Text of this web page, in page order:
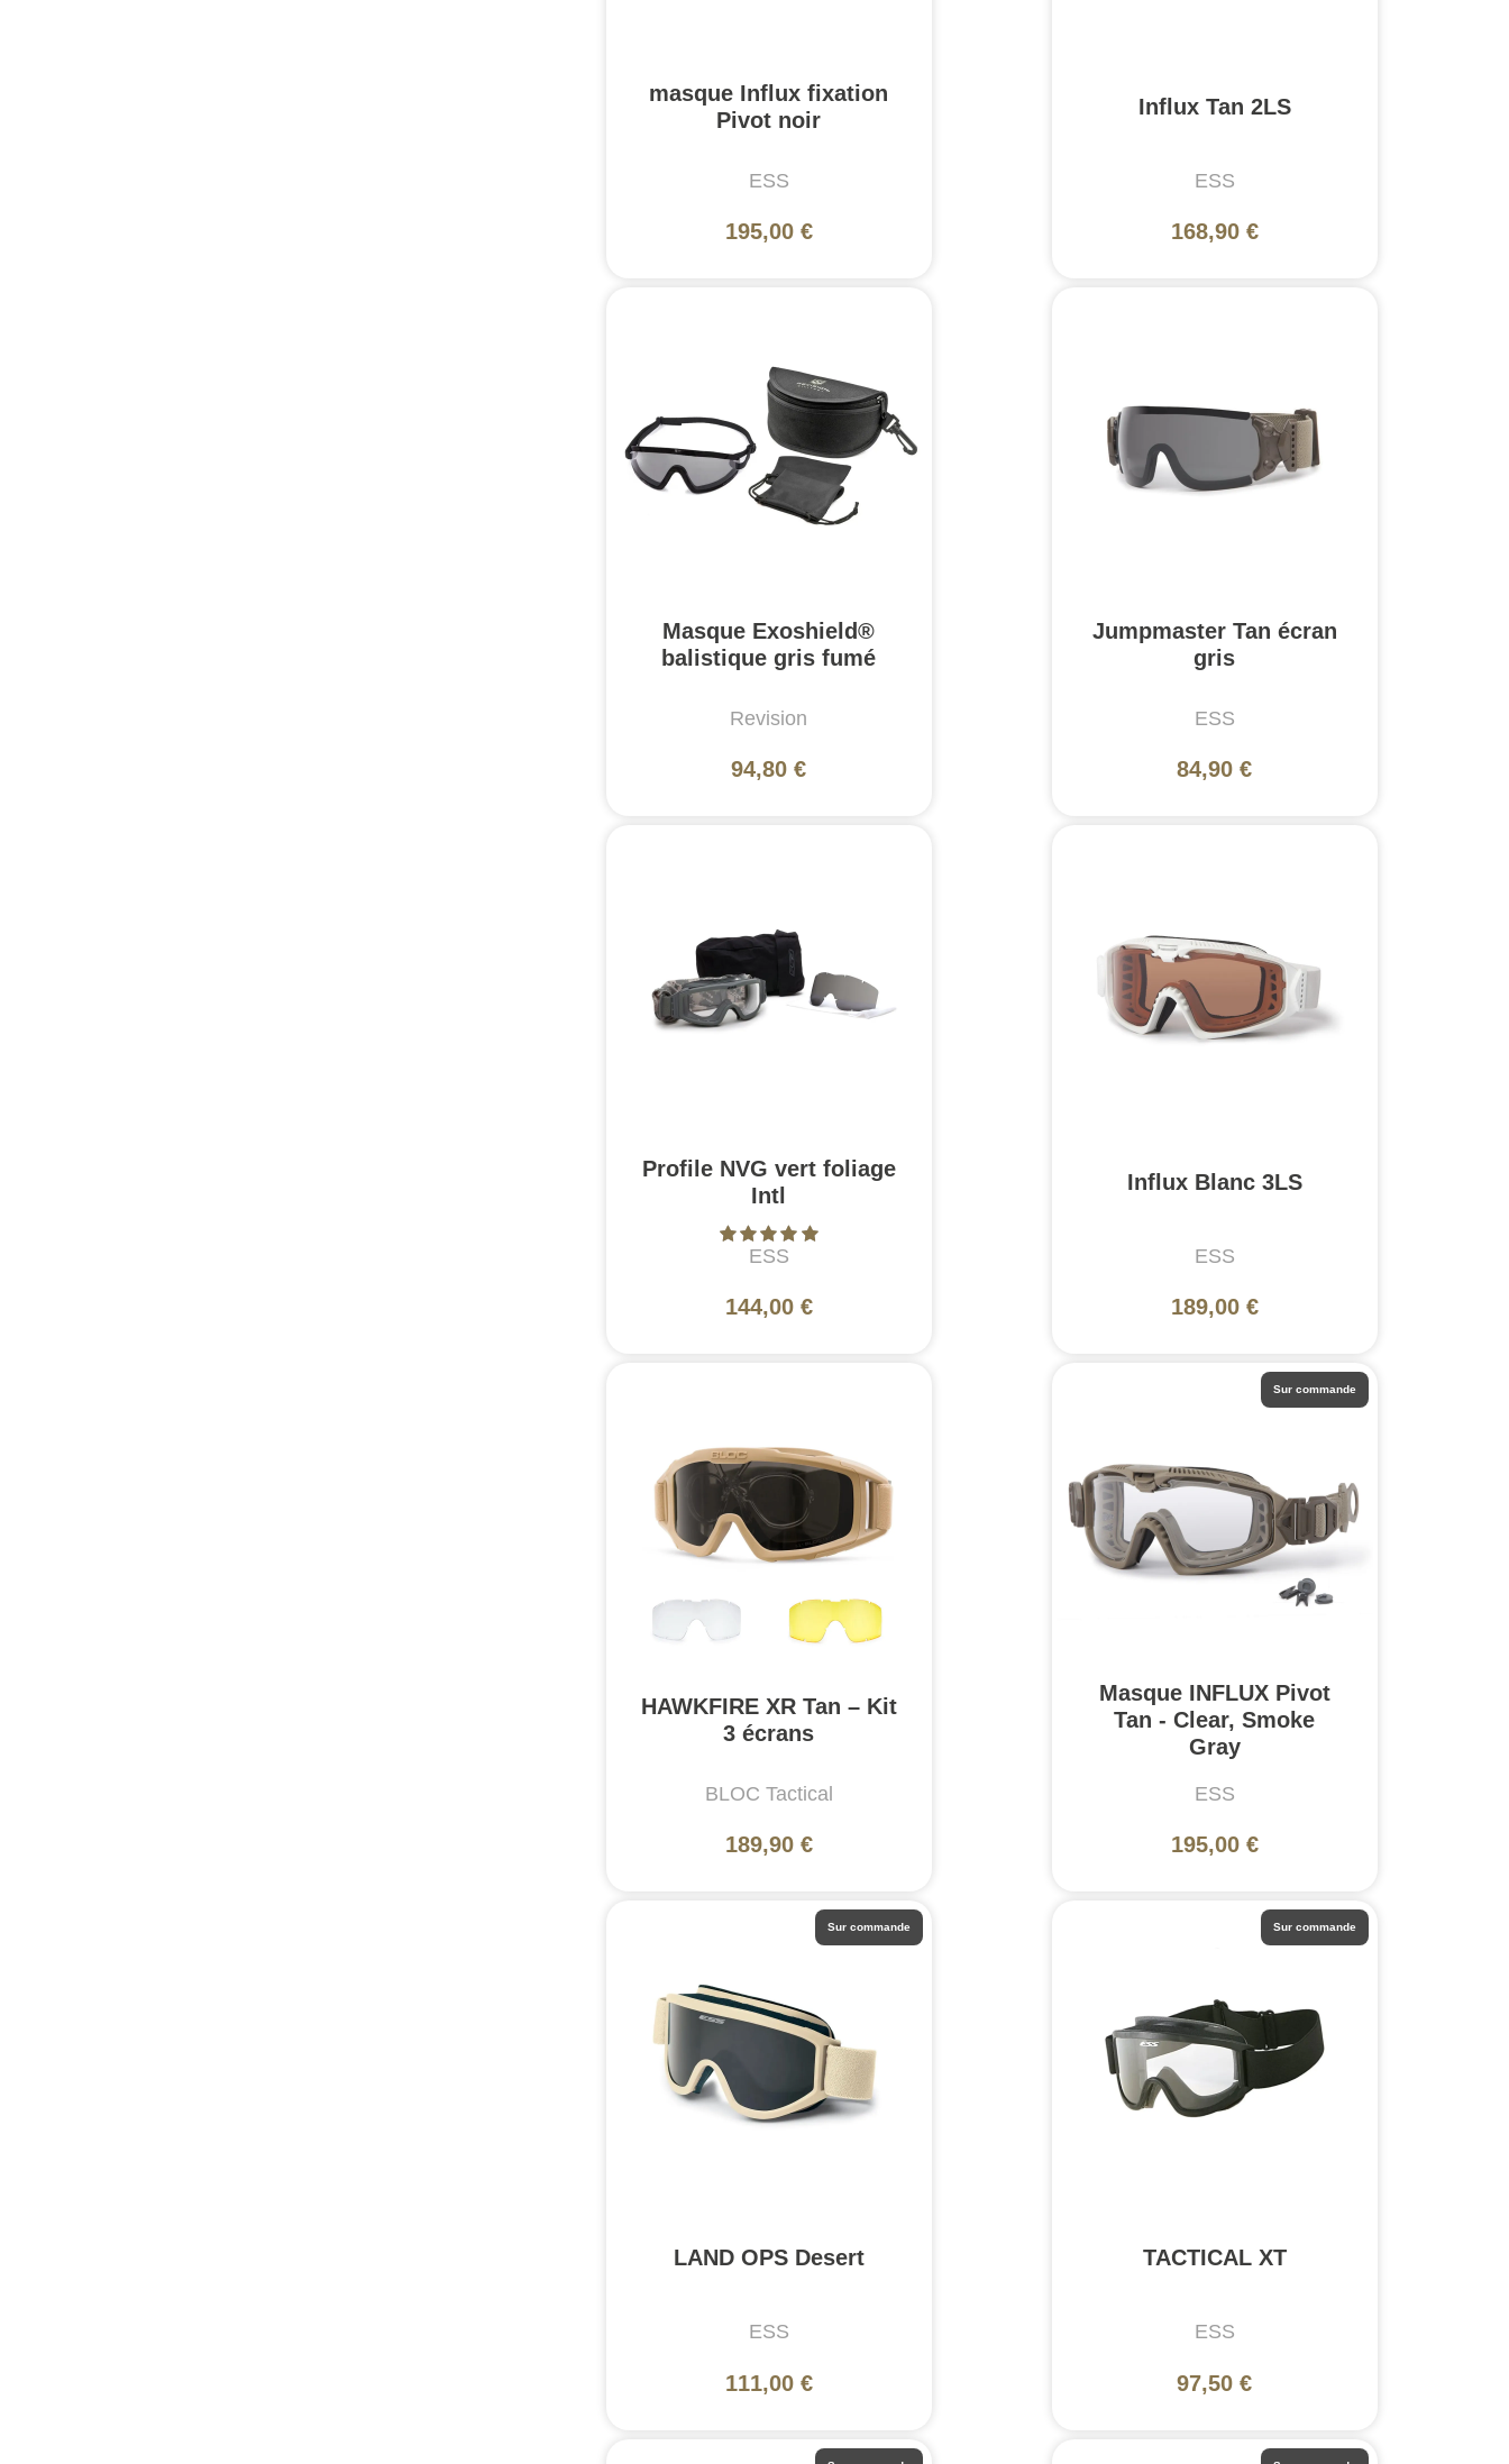
masque Influx fixation
Pivot noir
ESS
195,00 €
Influx Tan 2LS
ESS
168,90 €
Masque Exoshield®
balistique gris fumé
Revision
94,80 €
Jumpmaster Tan écran
gris
ESS
84,90 €
Profile NVG vert foliage
Intl
ESS
144,00 €
Influx Blanc 3LS
ESS
189,00 €
HAWKFIRE XR Tan – Kit
3 écrans
BLOC Tactical
189,90 €
Masque INFLUX Pivot
Tan - Clear, Smoke
Gray
ESS
195,00 €
Sur commande
LAND OPS Desert
ESS
111,00 €
Sur commande
TACTICAL XT
ESS
97,50 €
Sur commande